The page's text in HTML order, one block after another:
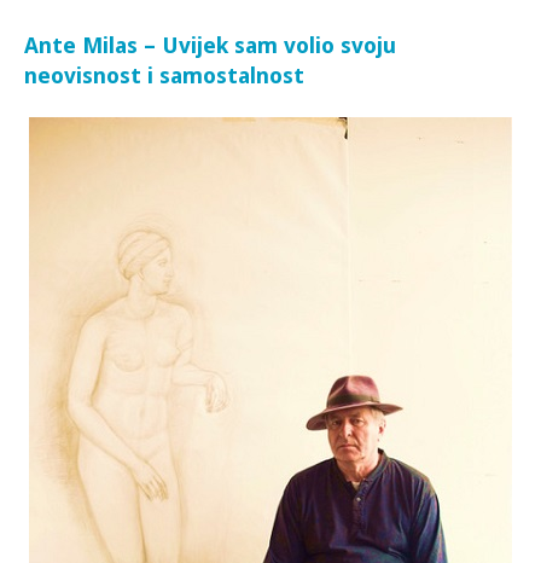
Ante Milas – Uvijek sam volio svoju
neovisnost i samostalnost